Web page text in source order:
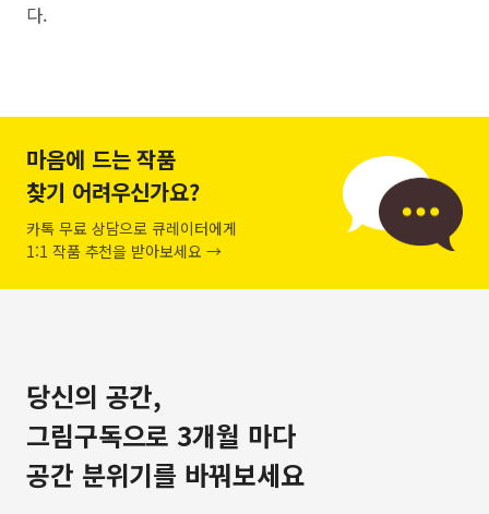
다.
마음에 드는 작품
찾기 어려우신가요?
카톡 무료 상담으로 큐레이터에게
1:1 작품 추천을 받아보세요 →
당신의 공간,
그림구독으로 3개월 마다
공간 분위기를 바꿔보세요